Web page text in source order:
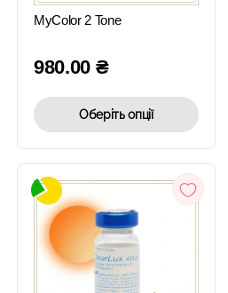
MyColor 2 Tone
980.00 ₴
Оберіть опції